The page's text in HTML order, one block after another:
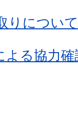
りについて
よる協力確